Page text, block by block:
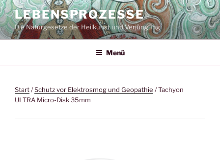
Zum
Inhalt
springen
LEBENSPROZESSE
Die Naturgesetze der Heilkunst und Verjüngung
Menü
Start/Schutz vor Elektrosmog und Geopathie / Tachyon
ULTRA Micro-Disk 35mm